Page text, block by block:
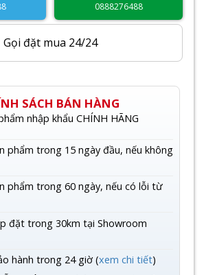
0888276488
Gọi đặt mua 24/24
SÁCH BÁN HÀNG
nhập khẩu CHÍNH HÃNG
phẩm trong 15 ngày đầu, nếu không
phẩm trong 60 ngày, nếu có lỗi từ
đặt trong 30km tại Showroom
hành trong 24 giờ (xem chi tiết)